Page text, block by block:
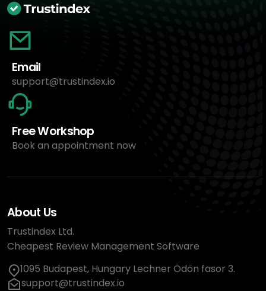
Email
support@trustindex.io
Free Workshop
Book an appointment now
About Us
Trustindex Ltd.
Cheapest Review Management Software
1095 Budapest, Hungary Lechner Ödön fasor 3.
support@trustindex.io